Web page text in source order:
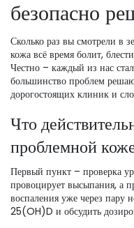
безопасно
Сколько раз вы смотрели в
кожа всё время болит,
Честно – каждый из нас
большинство проблем
дорогостоящих клиник и
Что
проблемной
Первый пункт – проверка
провоцирует высыпания, а
воспаления уже через пару
25(OH)D и обсудить